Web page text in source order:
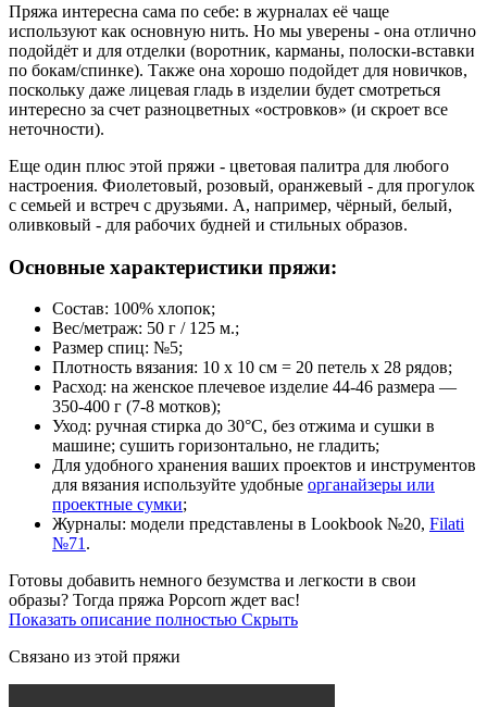
Пряжа интересна сама по себе: в журналах её чаще
используют как основную нить. Но мы уверены - она отлично
подойдёт и для отделки (воротник, карманы, полоски‑вставки
по бокам/спинке). Также она хорошо подойдет для новичков,
поскольку даже лицевая гладь в изделии будет смотреться
интересно за счет разноцветных «островков» (и скроет все
неточности).
Еще один плюс этой пряжи - цветовая палитра для любого
настроения. Фиолетовый, розовый, оранжевый - для прогулок
с семьей и встреч с друзьями. А, например, чёрный, белый,
оливковый - для рабочих будней и стильных образов.
Основные характеристики пряжи:
Состав: 100% хлопок;
Вес/метраж: 50 г / 125 м.;
Размер спиц: №5;
Плотность вязания: 10 х 10 см = 20 петель х 28 рядов;
Расход: на женское плечевое изделие 44-46 размера —
350-400 г (7-8 мотков);
Уход: ручная стирка до 30°C, без отжима и сушки в
машине; сушить горизонтально, не гладить;
Для удобного хранения ваших проектов и инструментов
для вязания используйте удобные органайзеры или
проектные сумки;
Журналы: модели представлены в Lookbook №20, Filati
№71 .
Готовы добавить немного безумства и легкости в свои
образы? Тогда пряжа Popcorn ждет вас!
Показать описание полностью Скрыть
Связано из этой пряжи